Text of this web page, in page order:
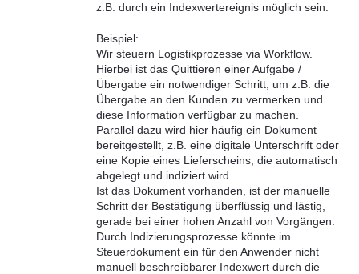
z.B. durch ein Indexwertereignis möglich sein.
Beispiel:
Wir steuern Logistikprozesse via Workflow.
Hierbei ist das Quittieren einer Aufgabe /
Übergabe ein notwendiger Schritt, um z.B. die
Übergabe an den Kunden zu vermerken und
diese Information verfügbar zu machen.
Parallel dazu wird hier häufig ein Dokument
bereitgestellt, z.B. eine digitale Unterschrift oder
eine Kopie eines Lieferscheins, die automatisch
abgelegt und indiziert wird.
Ist das Dokument vorhanden, ist der manuelle
Schritt der Bestätigung überflüssig und lästig,
gerade bei einer hohen Anzahl von Vorgängen.
Durch Indizierungsprozesse könnte im
Steuerdokument ein für den Anwender nicht
manuell beschreibbarer Indexwert durch die